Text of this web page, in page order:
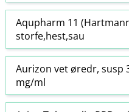
Aqupharm 11
storfe,hest,sau
Aurizon vet øredr, susp
mg/ml